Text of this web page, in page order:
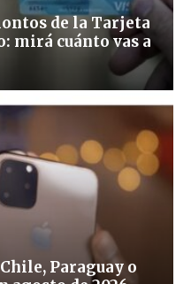
de la Tarjeta
mirá cuánto vas a
Paraguay o